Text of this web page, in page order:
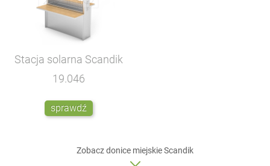
Stacja solarna Scandik
19.046
sprawdź
Zobacz donice miejskie Scandik